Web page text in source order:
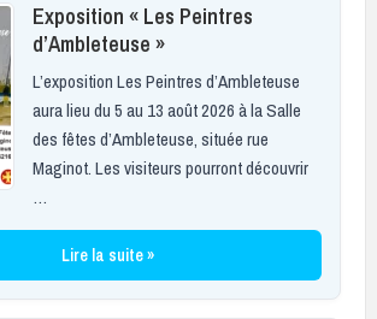
Exposition « Les Peintres
d’Ambleteuse »
L’exposition Les Peintres d’Ambleteuse
aura lieu du 5 au 13 août 2026 à la Salle
des fêtes d’Ambleteuse, située rue
Maginot. Les visiteurs pourront découvrir
…
Lire la suite »